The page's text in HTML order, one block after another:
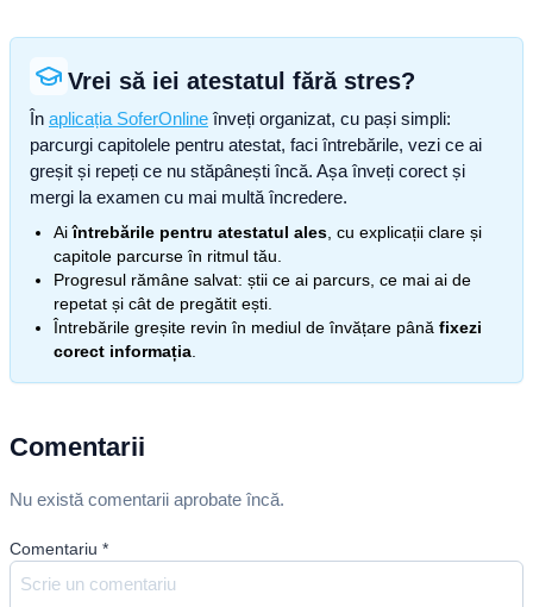
Vrei să iei atestatul fără stres?
În aplicația SoferOnline înveți organizat, cu pași simpli:
parcurgi capitolele pentru atestat, faci întrebările, vezi ce ai
greșit și repeți ce nu stăpânești încă. Așa înveți corect și
mergi la examen cu mai multă încredere.
Aiîntrebările pentru atestatul ales , cu explicații clare și
capitole parcurse în ritmul tău.
Progresul rămâne salvat: știi ce ai parcurs, ce mai ai de
repetat și cât de pregătit ești.
Întrebările greșite revin în mediul de învățare până fixezi
corect informația
Comentarii
Nu există comentarii aprobate încă.
Comentariu *